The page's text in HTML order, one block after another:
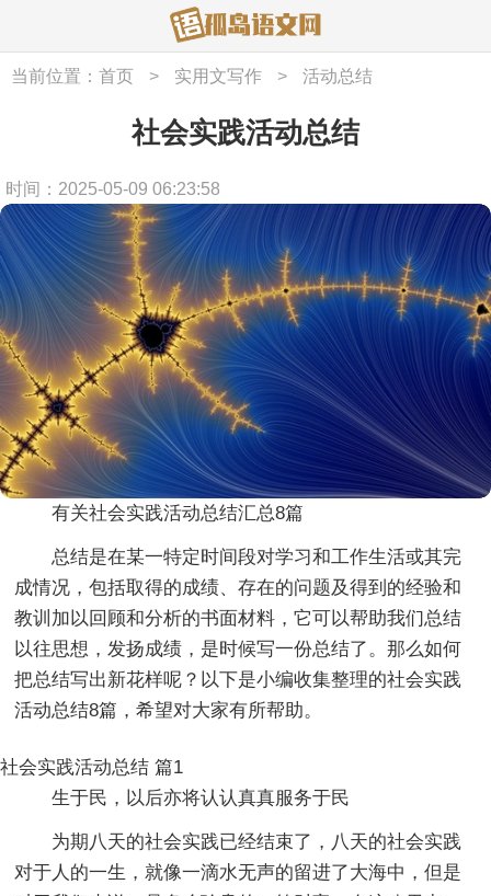
当前位置： 首页 > 实用文写作 > 活动总结
社会实践活动总结
时间：2025-05-09 06:23:58
有关社会实践活动总结汇总8篇
总结是在某一特定时间段对学习和工作生活或其完
成情况，包括取得的成绩、存在的问题及得到的经验和
教训加以回顾和分析的书面材料，它可以帮助我们总结
以往思想，发扬成绩，是时候写一份总结了。那么如何
把总结写出新花样呢？以下是小编收集整理的社会实践
活动总结8篇，希望对大家有所帮助。
社会实践活动总结 篇1
生于民，以后亦将认认真真服务于民
为期八天的社会实践已经结束了，八天的社会实践
对于人的一生，就像一滴水无声的留进了大海中，但是